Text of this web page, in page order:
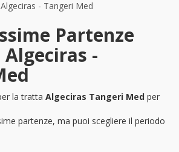
Algeciras - Tangeri Med
Partenze
-
la tratta Algeciras Tangeri Med per
partenze, ma puoi scegliere il periodo